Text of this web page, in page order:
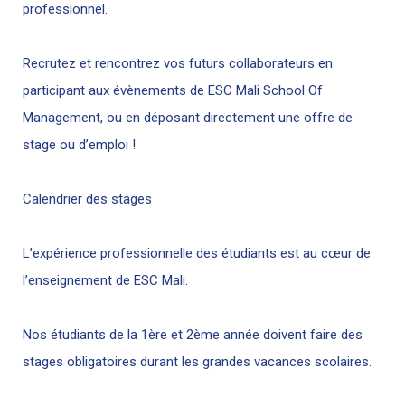
professionnel.
Recrutez et rencontrez vos futurs collaborateurs en
participant aux évènements de ESC Mali School Of
Management, ou en déposant directement une offre de
stage ou d’emploi !
Calendrier des stages
L’expérience professionnelle des étudiants est au cœur de
l’enseignement de ESC Mali.
Nos étudiants de la 1ère et 2ème année doivent faire des
stages obligatoires durant les grandes vacances scolaires.